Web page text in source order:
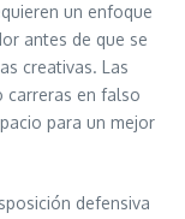
un enfoque
antes de que se
creativas. Las
carreras en falso
para un mejor
defensiva